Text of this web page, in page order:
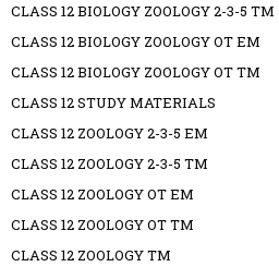
CLASS 12 BIOLOGY ZOOLOGY 2-3-5 TM
CLASS 12 BIOLOGY ZOOLOGY OT EM
CLASS 12 BIOLOGY ZOOLOGY OT TM
CLASS 12 STUDY MATERIALS
CLASS 12 ZOOLOGY 2-3-5 EM
CLASS 12 ZOOLOGY 2-3-5 TM
CLASS 12 ZOOLOGY OT EM
CLASS 12 ZOOLOGY OT TM
CLASS 12 ZOOLOGY TM